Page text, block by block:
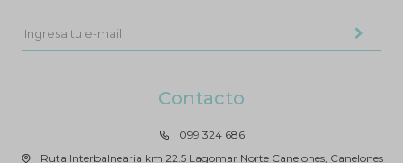
Contacto
099 324 686
Ruta Interbalnearia km 22.5 Lagomar Norte Canelones, Canelones